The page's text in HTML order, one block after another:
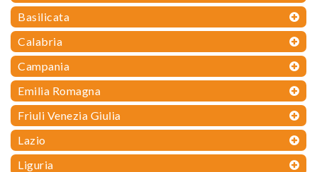
Basilicata
Calabria
Campania
Emilia Romagna
Friuli Venezia Giulia
Lazio
Liguria